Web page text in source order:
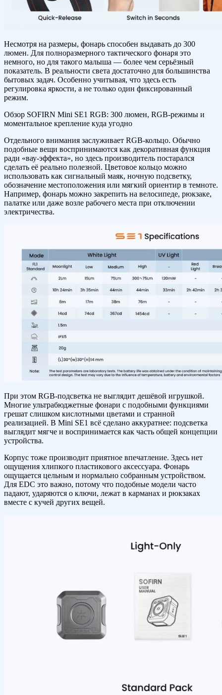
Несмотря на размеры, фонарь способен выдавать до 300
люмен. Для полноразмерного тактического фонаря это
немного, но для такого малыша — более чем серьёзный
показатель. В реальности света достаточно для большинства
бытовых задач. Особенно учитывая, что здесь есть
регулировка яркости, а не только один фиксированный
режим.
Обзор SOFIRN Mini SE1 RGB: 300 люмен, RGB-режимы и
моментальное крепление куда угодно
Отдельного внимания заслуживает RGB-кольцо. Обычно
подобные вещи воспринимаются как декоративная функция
ради «вау-эффекта», но здесь производитель постарался
сделать её реально полезной. Цветовое кольцо можно
использовать как сигнальный маяк, ночную подсветку,
обозначение местоположения или мягкий ориентир в темноте.
Например, фонарь можно закрепить на велосипеде, рюкзаке,
палатке или даже возле рабочего места при отключении
электричества.
При этом RGB-подсветка не выглядит дешёвой игрушкой.
Многие ультрабюджетные фонари с подобными функциями
грешат слишком кислотными цветами и странной
реализацией. В Mini SE1 всё сделано аккуратнее: подсветка
выглядит мягче и воспринимается как часть общей концепции
устройства.
Корпус тоже производит приятное впечатление. Здесь нет
ощущения хлипкого пластикового аксессуара. Фонарь
ощущается цельным и нормально собранным устройством.
Для EDC это важно, потому что подобные модели часто
падают, ударяются о ключи, лежат в карманах и рюкзаках
вместе с кучей других вещей.